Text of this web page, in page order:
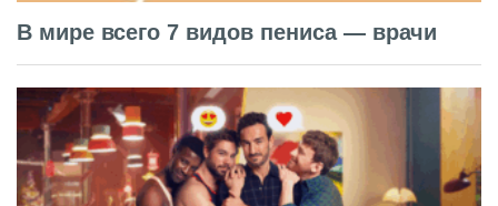
В мире всего 7 видов пениса — врачи